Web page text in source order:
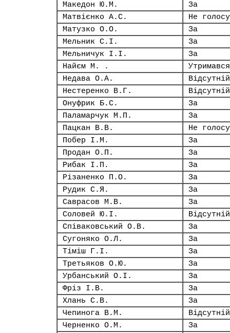
Македон Ю.М.
За
Матвієнко А.С.
Не
Матузко О.О.
За
Мельник С.І.
За
Мельничук І.І.
За
Найєм М. .
Утримався
Недава О.А.
Відсутній
Нестеренко В.Г.
Відсутній
Онуфрик Б.С.
За
Паламарчук М.П.
За
Пацкан В.В.
Не
Побер І.М.
За
Продан О.П.
За
Рибак І.П.
За
Різаненко П.О.
За
Рудик С.Я.
За
Саврасов М.В.
За
Соловей Ю.І.
Відсутній
Співаковський О.В.
За
Сугоняко О.Л.
За
Тіміш Г.І.
За
Третьяков О.Ю.
За
Урбанський О.І.
За
Фріз І.В.
За
Хлань С.В.
За
Чепинога В.М.
Відсутній
Черненко О.М.
За